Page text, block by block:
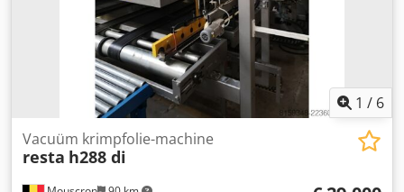
1 / 6
Vacuüm krimpfolie-machine
resta h288 di